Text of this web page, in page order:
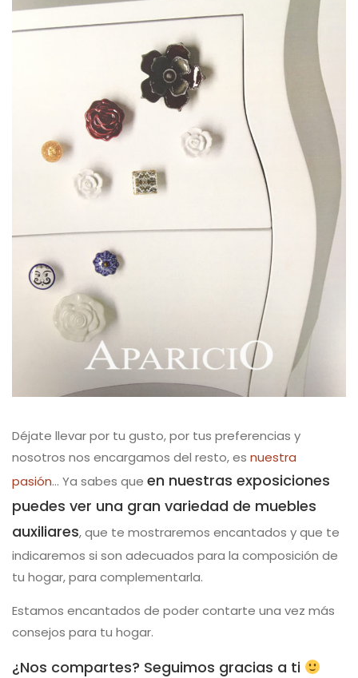
Déjate llevar por tu gusto, por tus preferencias y
nosotros nos encargamos del resto, es nuestra
pasión… Ya sabes que en nuestras exposiciones
puedes ver una gran variedad de muebles
auxiliares, que te mostraremos encantados y que te
indicaremos si son adecuados para la composición de
tu hogar, para complementarla.
Estamos encantados de poder contarte una vez más
consejos para tu hogar.
¿Nos compartes? Seguimos gracias a ti